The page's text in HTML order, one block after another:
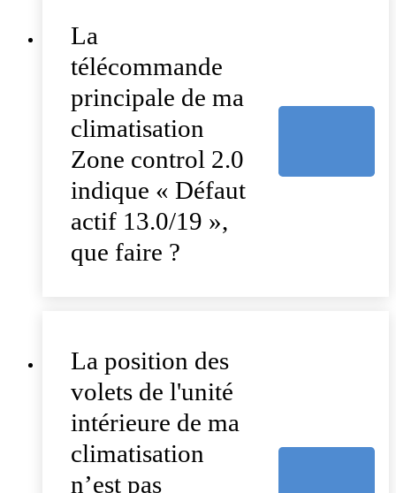
La
télécommande
principale de ma
climatisation
Zone control 2.0
indique « Défaut
actif 13.0/19 »,
que faire ?
La position des
volets de l'unité
intérieure de ma
climatisation
n’est pas